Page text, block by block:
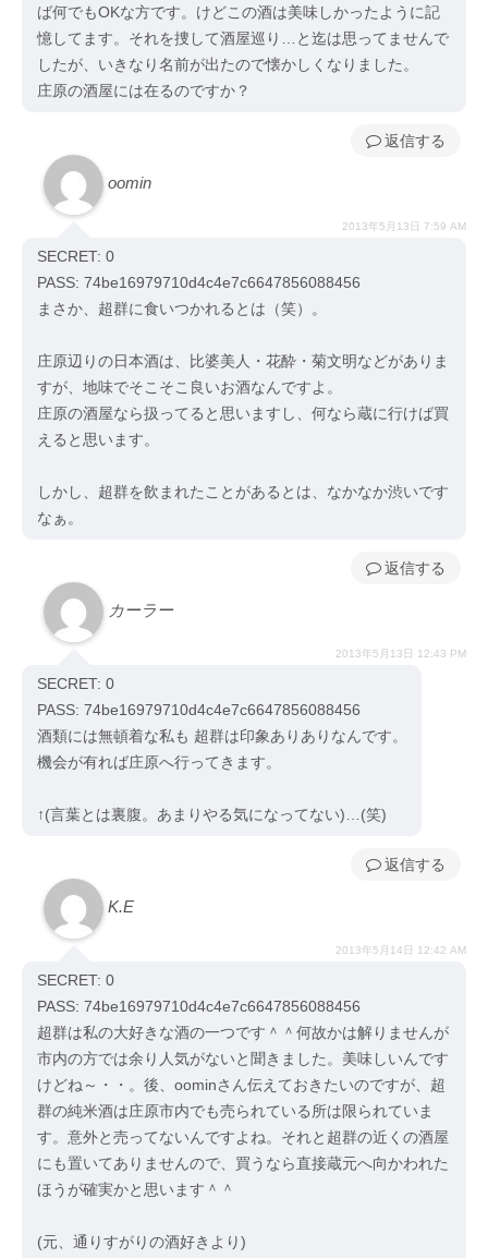
ば何でもOKな方です。けどこの酒は美味しかったように記
憶してます。それを捜して酒屋巡り…と迄は思ってませんで
したが、いきなり名前が出たので懐かしくなりました。
庄原の酒屋には在るのですか？
返信
oomin
2013年5月13日 7:59 AM
SECRET: 0
PASS: 74be16979710d4c4e7c6647856088456
まさか、超群に食いつかれるとは（笑）。
庄原辺りの日本酒は、比婆美人・花酔・菊文明などがありま
すが、地味でそこそこ良いお酒なんですよ。
庄原の酒屋なら扱ってると思いますし、何なら蔵に行けば買
えると思います。
しかし、超群を飲まれたことがあるとは、なかなか渋いです
なぁ。
返信
カーラー
2013年5月13日 12:43 PM
SECRET: 0
PASS: 74be16979710d4c4e7c6647856088456
酒類には無頓着な私も 超群は印象ありありなんです。
機会が有れば庄原へ行ってきます。
↑(言葉とは裏腹。あまりやる気になってない)…(笑)
返信
K.E
2013年5月14日 12:42 AM
SECRET: 0
PASS: 74be16979710d4c4e7c6647856088456
超群は私の大好きな酒の一つです＾＾何故かは解りませんが
市内の方では余り人気がないと聞きました。美味しいんです
けどね～・・。後、oominさん伝えておきたいのですが、超
群の純米酒は庄原市内でも売られている所は限られていま
す。意外と売ってないんですよね。それと超群の近くの酒屋
にも置いてありませんので、買うなら直接蔵元へ向かわれた
ほうが確実かと思います＾＾
(元、通りすがりの酒好きより)